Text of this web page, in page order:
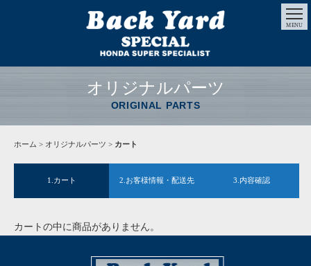
MENU
オリジナルパーツ
ORIGINAL PARTS
ホーム > オリジナルパーツ > カート
1.カート 2.お客様情報・配送先 3.内容確認
カートの中に商品がありません。